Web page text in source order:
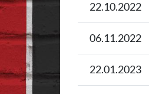
22.10.2022
06.11.2022
22.01.2023